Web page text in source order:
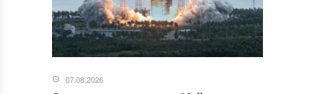
07.08.2026